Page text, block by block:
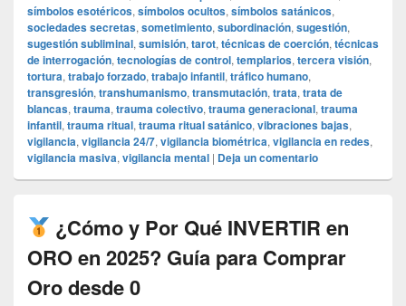
símbolos esotéricos, símbolos ocultos, símbolos satánicos,
sociedades secretas, sometimiento, subordinación, sugestión,
sugestión subliminal, sumisión, tarot, técnicas de coerción, técnicas
de interrogación, tecnologías de control, templarios, tercera visión,
tortura, trabajo forzado, trabajo infantil, tráfico humano,
transgresión, transhumanismo, transmutación, trata, trata de
blancas, trauma, trauma colectivo, trauma generacional, trauma
infantil, trauma ritual, trauma ritual satánico, vibraciones bajas,
vigilancia, vigilancia 24/7, vigilancia biométrica, vigilancia en redes,
vigilancia masiva, vigilancia mental | Deja un comentario
¿Cómo y Por Qué INVERTIR en
ORO en 2025? Guía para Comprar
Oro desde 0